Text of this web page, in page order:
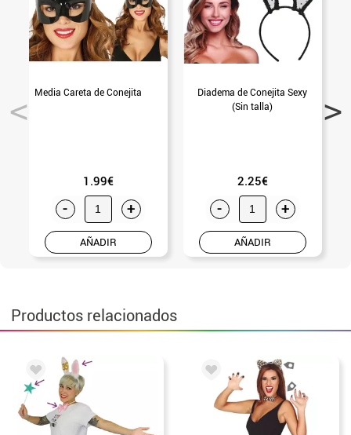
Media Careta de Conejita
1.99€
- +
AÑADIR
Diadema de Conejita Sexy
(Sin talla)
2.25€
- +
AÑADIR
Productos relacionados